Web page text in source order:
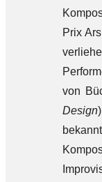
Prix
von
Design